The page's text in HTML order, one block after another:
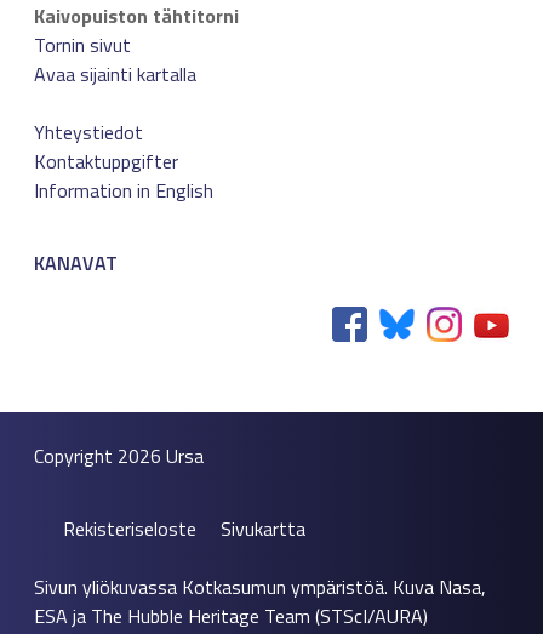
Kaivopuiston tähtitorni
Tornin sivut
Avaa sijainti kartalla
Yhteystiedot
Kontaktuppgifter
Information in English
KANAVAT
Copyright 2026 Ursa
Rekisteriseloste
Sivukartta
Sivun yliökuvassa Kotkasumun ympäristöä. Kuva Nasa,
ESA ja The Hubble Heritage Team (STScI/AURA)